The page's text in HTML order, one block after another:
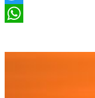
Twitter